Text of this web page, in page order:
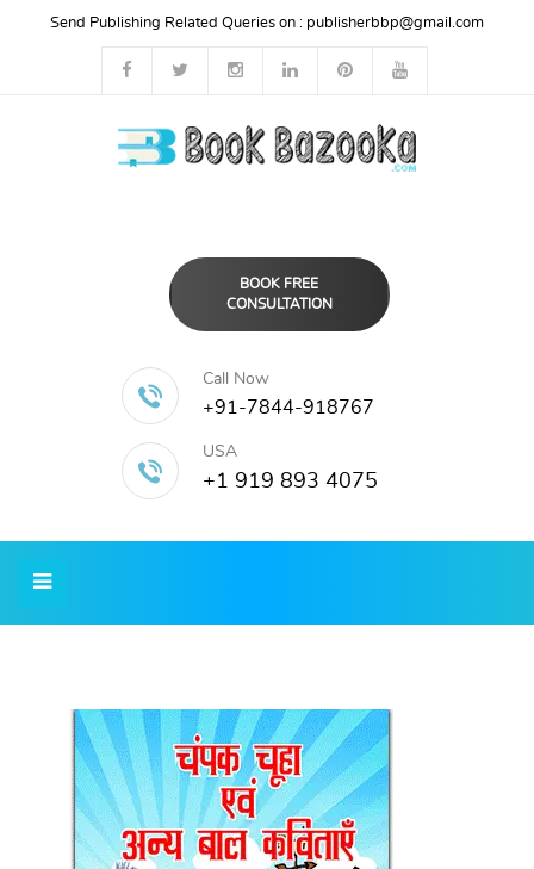
Send Publishing Related Queries on : publisherbbp@gmail.com
BOOK FREE
CONSULTATION
Call Now
+91-7844-918767
USA
+1 919 893 4075